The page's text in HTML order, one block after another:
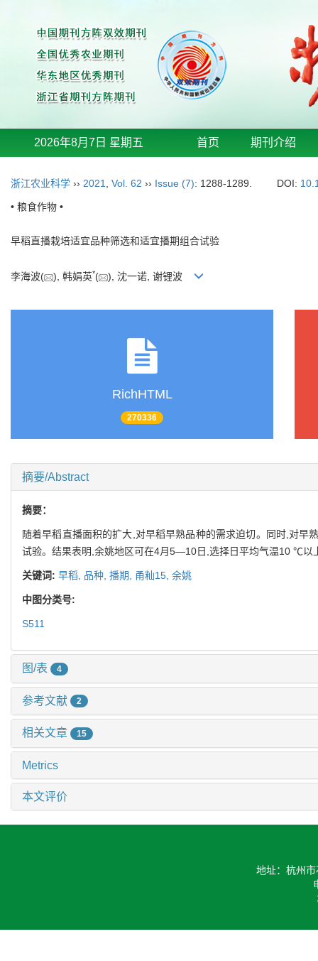
2026年8月7日 星期五 首页 期刊介绍
浙江农业科学 ›› 2021 Vol. 62 ›› Issue (7): 1288-1289. DOI:
• 粮食作物 •
早稻直播栽培适宜品种筛选和适宜播期组合试验
李海波( ), 韩娟英*( ), 沈一诺, 谢锂波
RichHTML
270336
摘要/Abstract
摘要：
随着早稻直播面积的扩大,对早稻早熟品种的需求迫切。同时,对
试验。结果表明,余姚地区可在4月5—10日,选择日平均气温10 ℃以
关键词: 早稻, 品种, 播期, 甬籼15, 余姚
中图分类号:
S511
图/表 4
参考文献 2
相关文章 15
Metrics
本文评价
地址：杭州